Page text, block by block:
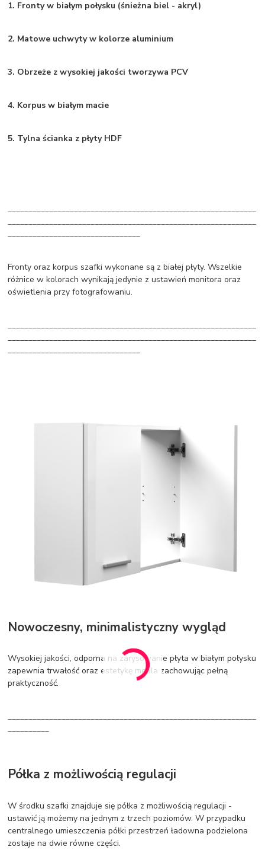
1. Fronty w białym połysku (śnieżna biel - akryl)
2. Matowe uchwyty w kolorze aluminium
3. Obrzeże z wysokiej jakości tworzywa PCV
4. Korpus w białym macie
5. Tylna ścianka z płyty HDF
____________________________________________________________
____________________________________________________________
________________________________
Fronty oraz korpus szafki wykonane są z białej płyty. Wszelkie
różnice w kolorach wynikają jedynie z ustawień monitora oraz
oświetlenia przy fotografowaniu.
____________________________________________________________
____________________________________________________________
________________________________
Nowoczesny, minimalistyczny wygląd
Wysokiej jakości, odporna na zarysowanie płyta w białym połysku
zapewnia trwałość oraz estetykę mebla zachowując pełną
praktyczność.
____________________________________________________________
__________
Półka z możliwością regulacji
W środku szafki znajduje się półka z możliwością regulacji -
ustawić ją możemy na jednym z trzech poziomów. W przypadku
centralnego umieszczenia półki przestrzeń ładowna podzielona
zostaje na dwie równe części.